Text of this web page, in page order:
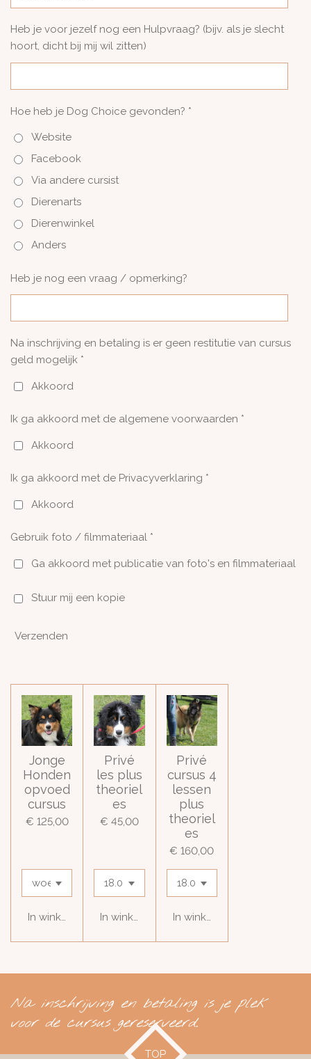
Heb je voor jezelf nog een Hulpvraag? (bijv. als je slecht
hoort, dicht bij mij wil zitten)
Hoe heb je Dog Choice gevonden? *
Website
Facebook
Via andere cursist
Dierenarts
Dierenwinkel
Anders
Heb je nog een vraag / opmerking?
Na inschrijving en betaling is er geen restitutie van cursus
geld mogelijk *
Akkoord
Ik ga akkoord met de algemene voorwaarden *
Akkoord
Ik ga akkoord met de Privacyverklaring *
Akkoord
Gebruik foto / filmmateriaal *
Ga akkoord met publicatie van foto's en filmmateriaal
Stuur mij een kopie
Verzenden
Jonge
Honden
opvoed
cursus
€ 125,00
In winkelwagen
Privé
les plus
theoriel
es
€ 45,00
In winkelwagen
Privé
cursus 4
lessen
plus
theoriel
es
€ 160,00
In winkelwagen
Na inschrijving en betaling is je plek
voor de cursus gereserveerd.
TOP